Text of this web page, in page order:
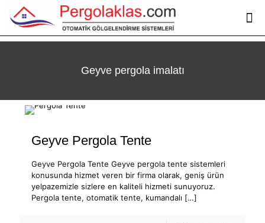
Geyve pergola imalatı
Geyve Pergola Tente
Geyve Pergola Tente Geyve pergola tente sistemleri
konusunda hizmet veren bir firma olarak, geniş ürün
yelpazemizle sizlere en kaliteli hizmeti sunuyoruz.
Pergola tente, otomatik tente, kumandalı […]